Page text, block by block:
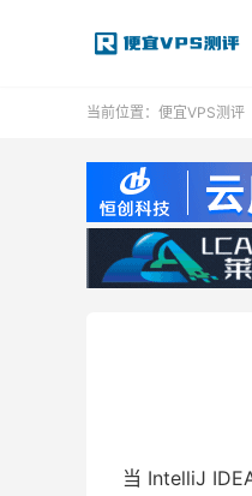
当前位置： 便宜VPS测评
当 IntelliJ